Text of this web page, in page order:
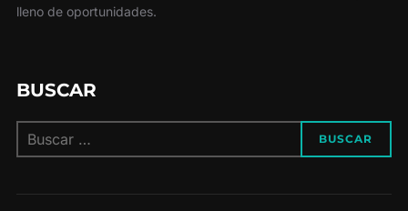
lleno de oportunidades.
BUSCAR
BUSCAR